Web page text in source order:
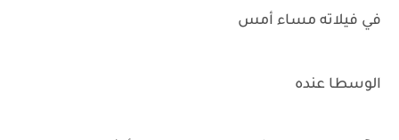
في فيلاته مساء أمس
الوسطا عنده